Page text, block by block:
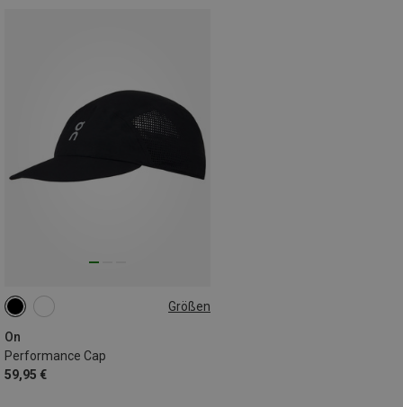
Größen
On
Performance Cap
59,95 €
ONE SIZE